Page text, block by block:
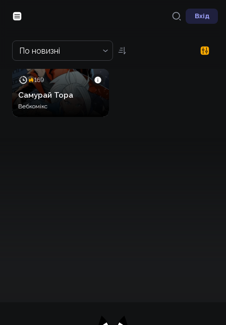
Вхід
По новизні
169
Самурай Тора
Вебкомікс
крутих нововведень